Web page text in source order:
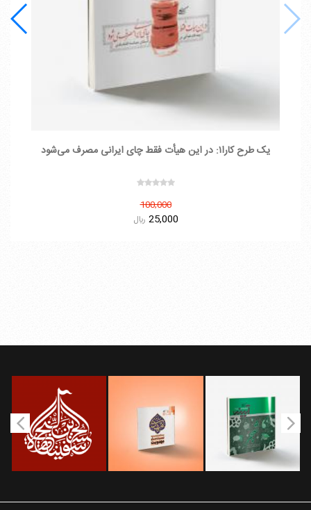
یک طرح کارا۱: در این هیأت فقط چای ایرانی مصرف می‌شود
100,000
25,000 ريال